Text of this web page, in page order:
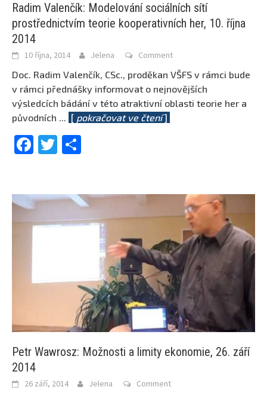
Radim Valenčík: Modelování sociálních sítí
prostřednictvím teorie kooperativních her, 10. října
2014
10 října, 2014 Jelena Comment
Doc. Radim Valenčík, CSc., proděkan VŠFS v rámci bude
v rámci přednášky informovat o nejnovějších
výsledcích bádání v této atraktivní oblasti teorie her a
původních ... [ pokračovat ve čtení]
Facebook
Twitter
Petr Wawrosz: Možnosti a limity ekonomie, 26. září
2014
26 září, 2014 Jelena Comment